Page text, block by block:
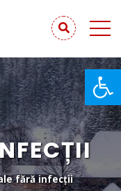
fără infecții